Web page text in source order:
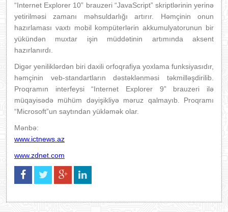
“Internet Explorer 10” brauzeri “JavaScript” skriptlərinin yerinə
yetirilməsi zamanı məhsuldarlığı artırır. Həmçinin onun
hazırlaması vaxtı mobil kompüterlərin akkumulyatorunun bir
yükündən muxtar işin müddətinin artımında aksent
hazırlanırdı.
Digər yeniliklərdən biri daxili orfoqrafiya yoxlama funksiyasıdır,
həmçinin veb-standartların dəstəklənməsi təkmilləşdirilib.
Proqramın interfeysi “Internet Explorer 9” brauzeri ilə
müqayisədə mühüm dəyişikliyə məruz qalmayıb. Proqramı
“Microsoft”un saytından yükləmək olar.
Mənbə:
www.ictnews.az
www.zdnet.com